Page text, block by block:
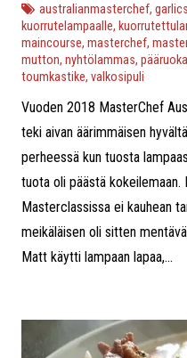
australianmasterchef,
kuorrutelampaalle,
maincourse, masterchef,
mutton, nyhtölammas, pääruoka
toumkastike, valkosipuli
Vuoden 2018 MasterChef
teki aivan äärimmäisen
perheessä kun tuosta
tuota oli päästä
Masterclassissa ei kauhean
meikäläisen oli sitten
Matt käytti lampaan lapaa,...